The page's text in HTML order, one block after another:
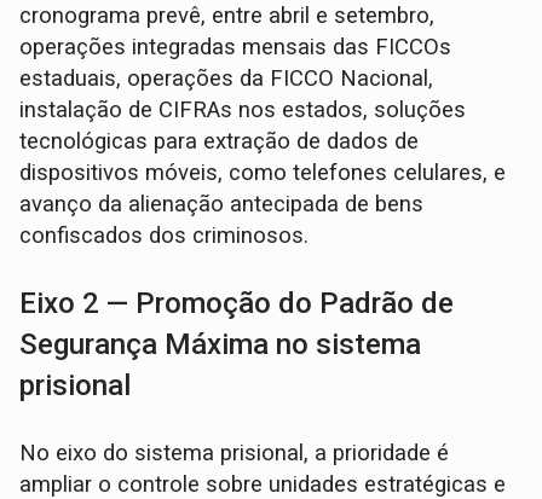
cronograma prevê, entre abril e setembro,
operações integradas mensais das FICCOs
estaduais, operações da FICCO Nacional,
instalação de CIFRAs nos estados, soluções
tecnológicas para extração de dados de
dispositivos móveis, como telefones celulares, e
avanço da alienação antecipada de bens
confiscados dos criminosos.
Eixo 2 — Promoção do Padrão de
Segurança Máxima no sistema
prisional
No eixo do sistema prisional, a prioridade é
ampliar o controle sobre unidades estratégicas e